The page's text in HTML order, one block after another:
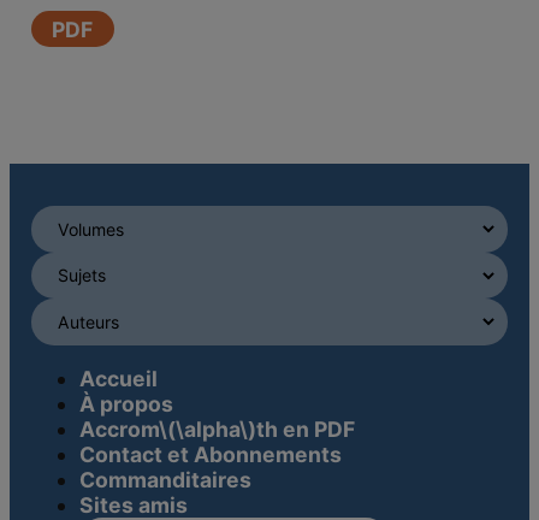
PDF
Accueil
À propos
Accrom\(\alpha\)th en PDF
Contact et Abonnements
Commanditaires
Sites amis